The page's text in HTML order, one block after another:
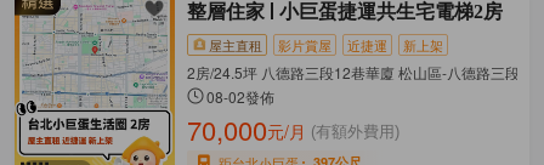
整層住家 小巨蛋捷運共生宅電梯2房
屋主直租 影片賞屋 近捷運 新上架
2房/24.5坪 八德路三段12巷華廈 松山區-八德路三段
08-02發佈
70,000元/月 (有額外費用)